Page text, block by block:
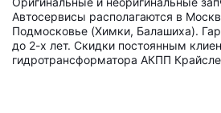
Автосервисы располагаются в
Подмосковье (Химки, Балашиха).
до 2-х лет. Скидки постоянным
гидротрансформатора АКПП